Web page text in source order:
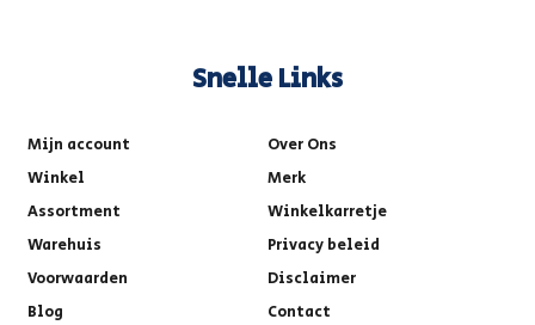
Snelle Links
Mijn account
Over Ons
Winkel
Merk
Assortment
Winkelkarretje
Warehuis
Privacy beleid
Voorwaarden
Disclaimer
Blog
Contact